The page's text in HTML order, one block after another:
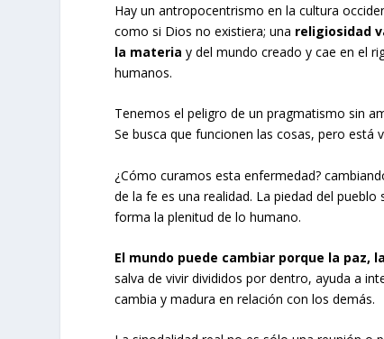
Hay un antropocentrismo en la cultura
como si Dios no existiera; una religiosidad
la materia y del mundo creado y cae en el
humanos.
Tenemos el peligro de un pragmatismo sin
Se busca que funcionen las cosas, pero está
¿Cómo curamos esta enfermedad?
de la fe es una realidad. La piedad del
forma la plenitud de lo humano.
El mundo puede cambiar porque la paz,
salva de vivir divididos por dentro, ayuda a
cambia y madura en relación con los demás.